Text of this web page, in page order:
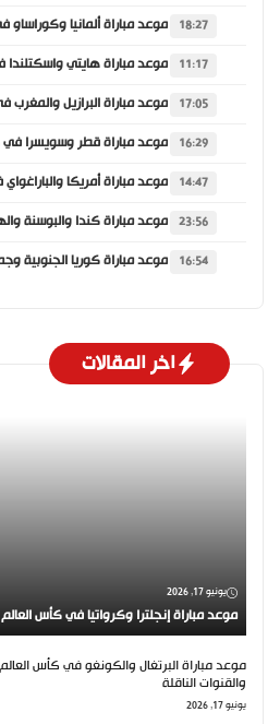
18:27
11:17
17:05
16:29
14:47
23:56
16:54
اخر المقالات
يونيو 17, 2026
موعد مباراة إنجلترا وكرواتيا في كأس العالم 2026 والقنوات الناقلة
والقنوات الناقلة
يونيو 17, 2026